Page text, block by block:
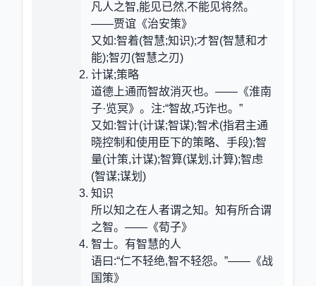
凡人之智,能见已然,不能见将然。
——贾谊《治安策》
又如:智着(智慧;知识);才智(智慧和才
能);智刃(智慧之刃)
计谋;策略
道德上通而智故消灭也。——《淮南
子·览冥》。注:“智故,巧诈也。”
又如:智计(计谋;智谋);智术(指君主通
晓控制和使用臣下的策略、手段);智
量(计策,计谋);智算(谋划,计算);智虑
(智谋;谋划)
知识
所以知之在人者谓之知。知有所合谓
之智。——《荀子》
智士。有智慧的人
语曰:“仁不轻绝,智不轻怨。”——《战
国策》